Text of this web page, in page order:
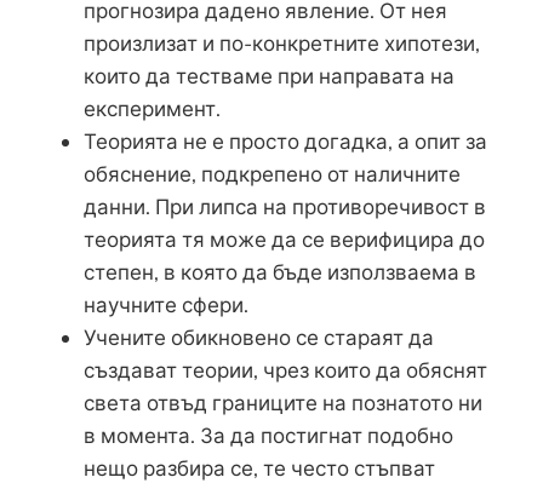
прогнозира дадено явление. От нея
произлизат и по-конкретните хипотези,
които да тестваме при направата на
експеримент.
Теорията не е просто догадка, а опит за
обяснение, подкрепено от наличните
данни. При липса на противоречивост в
теорията тя може да се верифицира до
степен, в която да бъде използваема в
научните сфери.
Учените обикновено се стараят да
създават теории, чрез които да обяснят
света отвъд границите на познатото ни
в момента. За да постигнат подобно
нещо разбира се, те често стъпват